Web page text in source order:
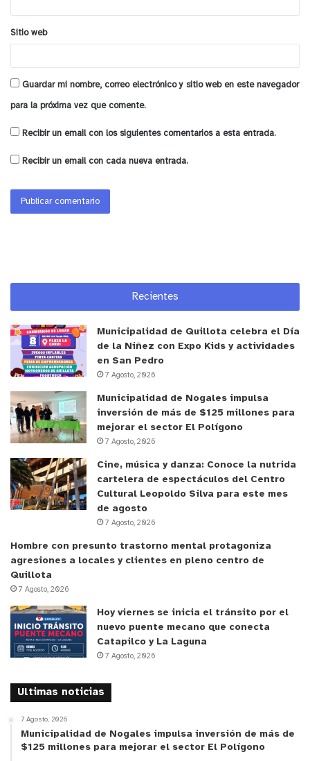
Sitio web
Guardar mi nombre, correo electrónico y sitio web en este navegador
para la próxima vez que comente.
Recibir un email con los siguientes comentarios a esta entrada.
Recibir un email con cada nueva entrada.
Recientes
Municipalidad de Quillota celebra el Día
de la Niñez con Expo Kids y actividades
en San Pedro
7 Agosto, 2026
Municipalidad de Nogales impulsa
inversión de más de $125 millones para
mejorar el sector El Polígono
7 Agosto, 2026
Cine, música y danza: Conoce la nutrida
cartelera de espectáculos del Centro
Cultural Leopoldo Silva para este mes
de agosto
7 Agosto, 2026
Hombre con presunto trastorno mental protagoniza
agresiones a locales y clientes en pleno centro de
Quillota
7 Agosto, 2026
Hoy viernes se inicia el tránsito por el
nuevo puente mecano que conecta
Catapilco y La Laguna
7 Agosto, 2026
Ultimas noticias
7 Agosto, 2026
Municipalidad de Nogales impulsa inversión de más de
$125 millones para mejorar el sector El Polígono